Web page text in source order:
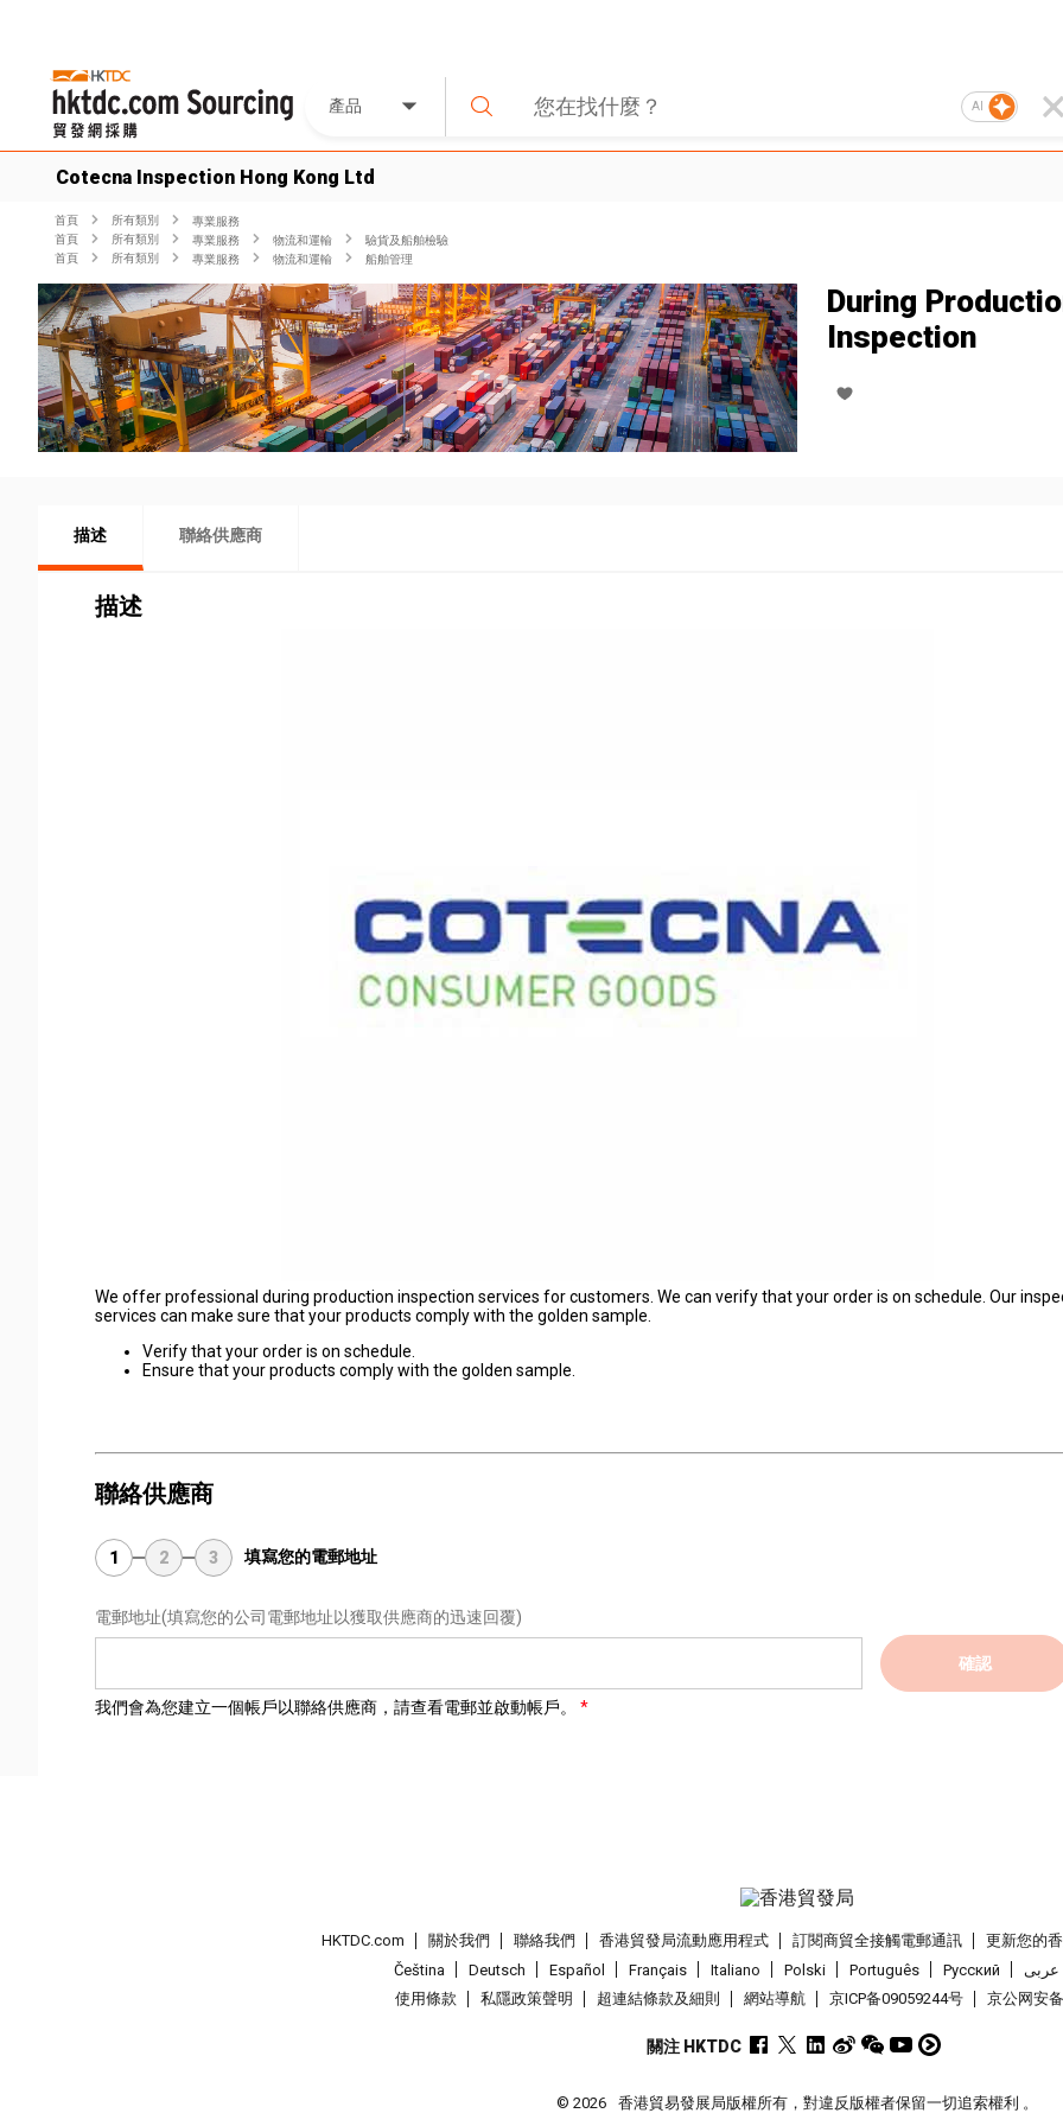
產品 AI
Cotecna Inspection Hong Kong Ltd
首頁 所有類別
專業服務
首頁
所有類別 專業服務 物流和運輸
驗貨及船舶檢驗
首頁
所有類別 專業服務 物流和運輸 船舶管理
During
Inspection
描述 聯絡供應商
描述
We offer professional during production inspection services for customers. We can verify that your order is on schedule. Our
services can make sure that your products comply with the golden sample.
Verify that your order is on schedule.
Ensure that your products comply with the golden sample.
聯絡供應商
1 2 3 填寫您的電郵地址
電郵地址(填寫您的公司電郵地址以獲取供應商的迅速回覆)
確認
我們會為您建立一個帳戶以聯絡供應商，請查看電郵並啟動帳戶。
HKTDC.com 關於我們 聯絡我們 香港貿發局流動應用程式 訂閱商貿全接觸電郵通訊 更新您的
Čeština
Deutsch Español Français Italiano Polski Português Pусский عربى
使用條款
私隱政策聲明 超連結條款及細則 網站導航 京ICP备09059244号 京公网安
關注 HKTDC
© 2026 香港貿易發展局版權所有，對違反版權者保留一切追索權利 。